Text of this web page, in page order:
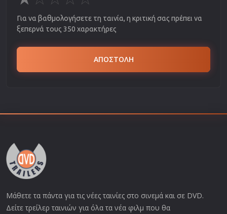
Για να βαθμολογήσετε τη ταινία, η κριτική σας πρέπει να
ξεπερνά τους 350 χαρακτήρες
ΑΠΟΣΤΟΛΗ
Μάθετε τα πάντα για τις νέες ταινίες στο σινεμά και σε DVD.
Δείτε τρείλερ ταινιών για όλα τα νέα φιλμ που θα